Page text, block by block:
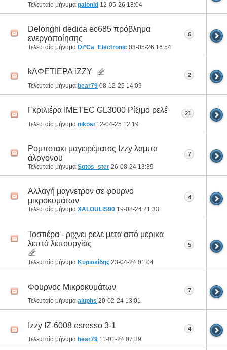
Τελευταίο μήνυμα paionid 12-05-26 18:04
Delonghi dedica ec685 πρόβλημα
ενεργοποίησης
Τελευταίο μήνυμα Di*Ca_Electronic 03-05-26 16:54
6
kΑΦΕΤΙΕΡΑ iZZY
Τελευταίο μήνυμα bear79 08-12-25 14:09
2
Γκριλιέρα IMETEC GL3000 Ρίξιμο ρελέ
Τελευταίο μήνυμα nikosi 12-04-25 12:19
21
Ρομποτακι μαγειρέματος Izzy λαμπα
άλογονου
Τελευταίο μήνυμα Sotos_ster 26-08-24 13:39
7
Αλλαγή μαγνετρον σε φουρνο
μικροκυμάτων
Τελευταίο μήνυμα XALOULIS90 19-08-24 21:33
4
Τοστιέρα - ριχνει ρελε μετα από μερικα
λεπτά λειτουργίας
Τελευταίο μήνυμα Κυριακίδης 23-04-24 01:04
5
Φουρνος Μικροκυμάτων
Τελευταίο μήνυμα aluphs 20-02-24 13:01
7
Izzy IZ-6008 esresso 3-1
Τελευταίο μήνυμα bear79 11-01-24 07:39
4